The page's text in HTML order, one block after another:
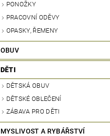
PONOŽKY
PRACOVNÍ ODĚVY
OPASKY, ŘEMENY
OBUV
DĚTI
DĚTSKÁ OBUV
DĚTSKÉ OBLEČENÍ
ZÁBAVA PRO DĚTI
MYSLIVOST A RYBÁŘSTVÍ